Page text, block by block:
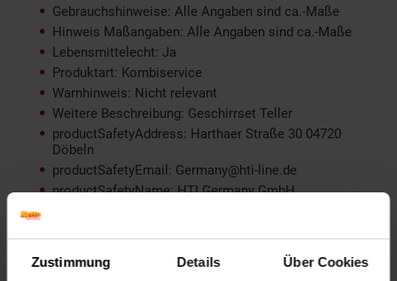
Zustimmung Details Über Cookies
Gebrauchshinweise: Alle Angaben sind ca.-Maße
Hinweis Maßangaben: Alle Angaben sind ca.-Maße
Lebensmittelecht: Ja
Produktart: Kombiservice
Warnhinweis: Nicht relevant
Weitere Beschreibung: Geschirrset Teller
productSafetyAddress: Harthaer Straße 30 04720
Döbeln
productSafetyEmail: Germany@hti-line.de
productSafetyName: HTI Germany GmbH
Farbe (außen): Rosa, Pastellgelb, Pastellblau
Set-Größe (Teile): 24-teilig